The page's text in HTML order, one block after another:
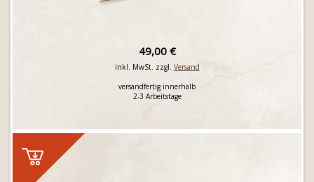
49,00 €
inkl. MwSt. zzgl. Versand
versandfertig innerhalb
2-3 Arbeitstage